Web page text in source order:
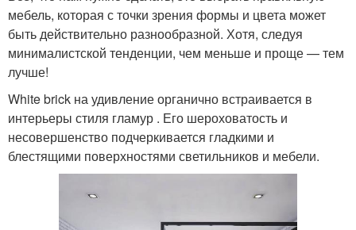
мебель, которая с точки зрения формы и цвета может
быть действительно разнообразной. Хотя, следуя
минималистской тенденции, чем меньше и проще — тем
лучше!
White brick на удивление органично встраивается в
интерьеры стиля гламур . Его шероховатость и
несовершенство подчеркивается гладкими и
блестящими поверхностями светильников и мебели.